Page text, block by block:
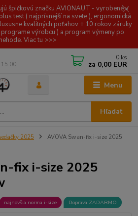
špičkovú značku AVIONAUT - vyrobené v
test ( najprísnejší na svete ), ergonomická
kvalitných poťahov + 10 rokov záruky
výrobcu ) a program výmeny po
nehode. Viac tu >>>
Menu
Hľadať
15.00
0 ks
za 0,00 EUR
2025
AVOVA Swan-fix i-size 2025
fix i-size 2025
najnovšia norma i-size Doprava ZADARMO